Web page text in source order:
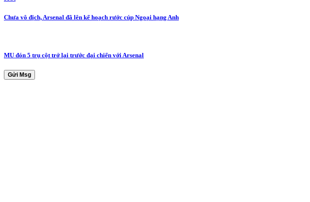
Chưa vô địch, Arsenal đã lên kế hoạch rước cúp Ngoại hạng Anh
MU đón 5 trụ cột trở lại trước đại chiến với Arsenal
Gửi Msg